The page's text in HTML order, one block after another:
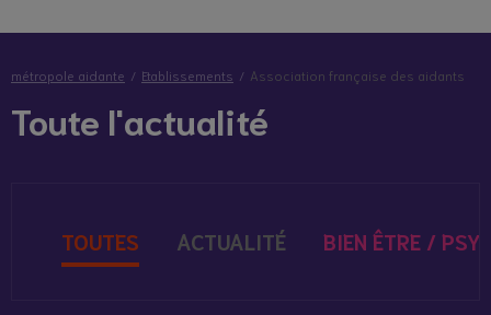
métropole aidante Etablissements Association française des aidants
Toute l'actualité
TOUTES ACTUALITÉ BIEN ÊTRE /